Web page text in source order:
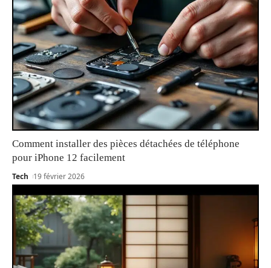
Comment installer des pièces détachées de téléphone
pour iPhone 12 facilement
Tech 19 février 2026